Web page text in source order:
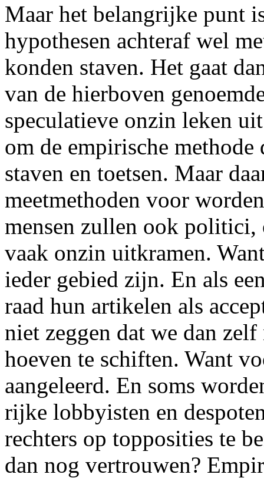
Maar het belangrijke punt
hypothesen achteraf wel
konden staven. Het gaat
van de hierboven
speculatieve onzin leken
om de empirische
staven en toetsen. Maar
meetmethoden voor
mensen zullen ook politici,
vaak onzin uitkramen.
ieder gebied zijn. En als
raad hun artikelen als
niet zeggen dat we dan
hoeven te schiften. Want
aangeleerd. En soms
rijke lobbyisten en
rechters op topposities te
dan nog vertrouwen?